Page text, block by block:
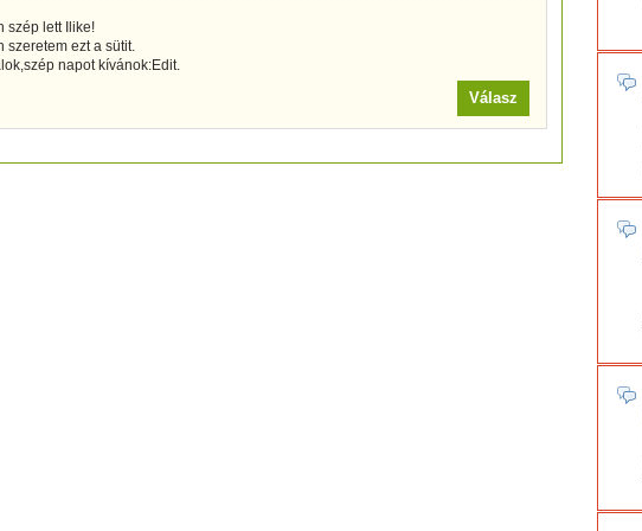
szép lett Ilike!
szeretem ezt a sütit.
napot kívánok:Edit.
Válasz